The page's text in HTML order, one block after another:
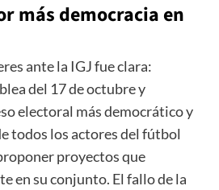
más democracia en
ante la IGJ fue clara:
del 17 de octubre y
electoral más democrático y
todos los actores del fútbol
proyectos que
en su conjunto. El fallo de la